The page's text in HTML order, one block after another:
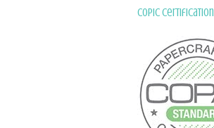
Copic Certification